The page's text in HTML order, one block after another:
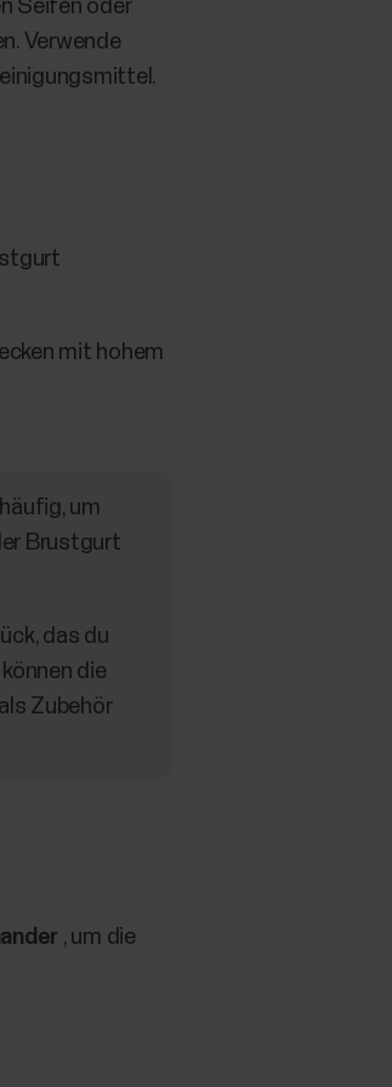
Seifen oder
Verwende
mit hohem
um
Brustgurt
das du
die
Zubehör
, um die